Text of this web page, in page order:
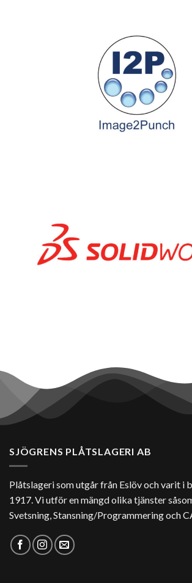
SJÖGRENS PLÅTSLAGERI AB
Plåtslageri som utgår från Eslöv och varit i
1917. Vi utför en mängd olika tjänster
Svetsning, Stansning/Programmering och